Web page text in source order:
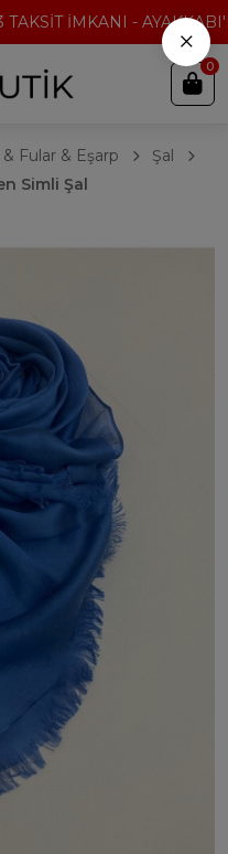
İMKANI -
0
& Fular & Eşarp
Şal
Simli Şal
×